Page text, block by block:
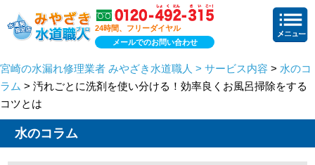
24時間、フリーダイヤル
メールでのお問い合わせ
宮崎の水漏れ修理業者 みやざき水道職人 > サービス内容 > 水のコ
ラム > 汚れごとに洗剤を使い分ける！効率良くお風呂掃除をする
コツとは
水のコラム